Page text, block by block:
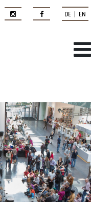
DE | EN